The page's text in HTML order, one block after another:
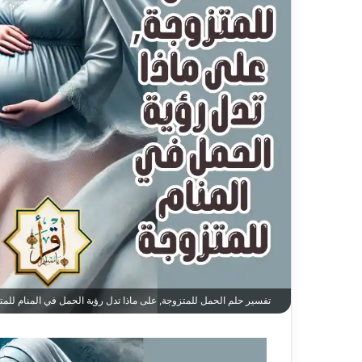
تفسير حلم الحمل للمتزوجة, على ماذا تدل رؤية الحمل في المنام